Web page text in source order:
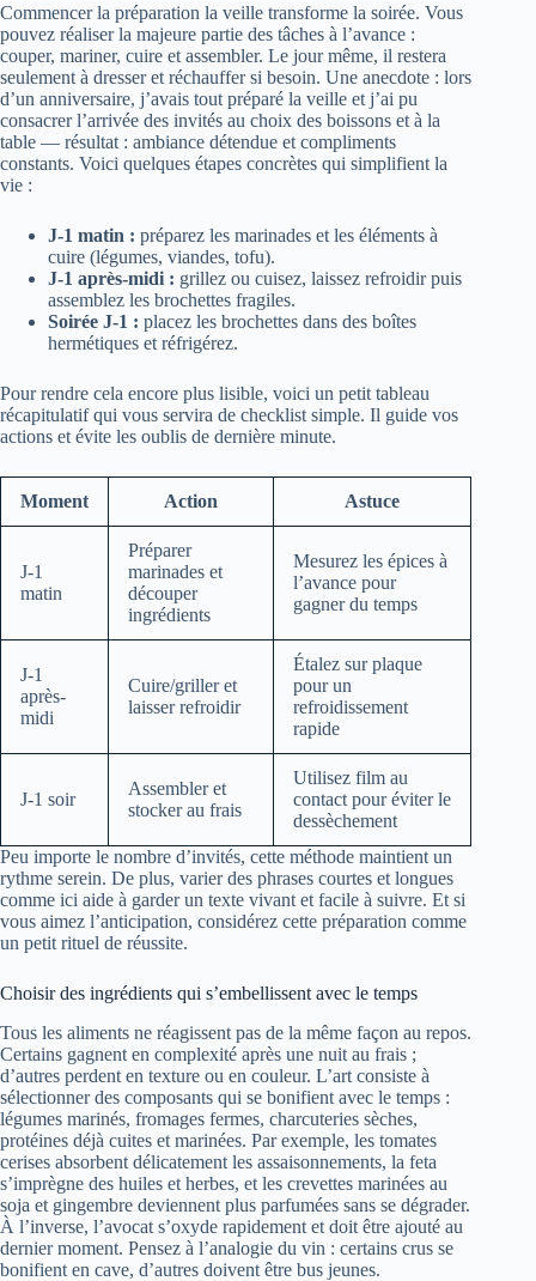
Commencer la préparation la veille transforme la soirée. Vous
pouvez réaliser la majeure partie des tâches à l’avance :
couper, mariner, cuire et assembler. Le jour même, il restera
seulement à dresser et réchauffer si besoin. Une anecdote : lors
d’un anniversaire, j’avais tout préparé la veille et j’ai pu
consacrer l’arrivée des invités au choix des boissons et à la
table — résultat : ambiance détendue et compliments
constants. Voici quelques étapes concrètes qui simplifient la
vie :
J-1 matin : préparez les marinades et les éléments à
cuire (légumes, viandes, tofu).
J-1 après-midi : grillez ou cuisez, laissez refroidir puis
assemblez les brochettes fragiles.
Soirée J-1 : placez les brochettes dans des boîtes
hermétiques et réfrigérez.
Pour rendre cela encore plus lisible, voici un petit tableau
récapitulatif qui vous servira de checklist simple. Il guide vos
actions et évite les oublis de dernière minute.
Moment Action Astuce
J-1
matin
Préparer
marinades et
découper
ingrédients
Mesurez les épices à
l’avance pour
gagner du temps
J-1
après-
midi
Cuire/griller et
laisser refroidir
Étalez sur plaque
pour un
refroidissement
rapide
J-1 soir
Assembler et
stocker au frais
Utilisez film au
contact pour éviter le
dessèchement
Peu importe le nombre d’invités, cette méthode maintient un
rythme serein. De plus, varier des phrases courtes et longues
comme ici aide à garder un texte vivant et facile à suivre. Et si
vous aimez l’anticipation, considérez cette préparation comme
un petit rituel de réussite.
Choisir des ingrédients qui s’embellissent avec le temps
Tous les aliments ne réagissent pas de la même façon au repos.
Certains gagnent en complexité après une nuit au frais ;
d’autres perdent en texture ou en couleur. L’art consiste à
sélectionner des composants qui se bonifient avec le temps :
légumes marinés, fromages fermes, charcuteries sèches,
protéines déjà cuites et marinées. Par exemple, les tomates
cerises absorbent délicatement les assaisonnements, la feta
s’imprègne des huiles et herbes, et les crevettes marinées au
soja et gingembre deviennent plus parfumées sans se dégrader.
À l’inverse, l’avocat s’oxyde rapidement et doit être ajouté au
dernier moment. Pensez à l’analogie du vin : certains crus se
bonifient en cave, d’autres doivent être bus jeunes.